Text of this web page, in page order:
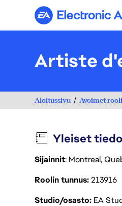
Electronic
Artiste
Aloitussivu Avoimet
Yleiset
Sijainnit: Montreal,
Roolin tunnus213916
Studio/osasto EA